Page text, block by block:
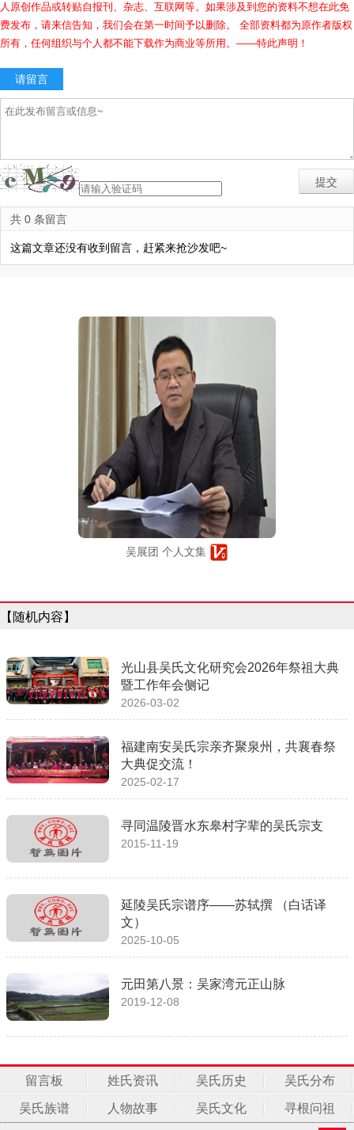
人原创作品或转贴自报刊、杂志、互联网等。如果涉及到您的资料不想在此免
费发布，请来信告知，我们会在第一时间予以删除。 全部资料都为原作者版权
所有，任何组织与个人都不能下载作为商业等所用。——特此声明！
请留言
共 0 条留言
这篇文章还没有收到留言，赶紧来抢沙发吧~
吴展团 个人文集
【随机内容】
光山县吴氏文化研究会2026年祭祖大典
暨工作年会侧记
2026-03-02
福建南安吴氏宗亲齐聚泉州，共襄春祭
大典促交流！
2025-02-17
寻同温陵晋水东皋村字辈的吴氏宗支
2015-11-19
延陵吴氏宗谱序——苏轼撰 （白话译
文）
2025-10-05
元田第八景：吴家湾元正山脉
2019-12-08
留言板 姓氏资讯 吴氏历史 吴氏分布
吴氏族谱 人物故事 吴氏文化 寻根问祖